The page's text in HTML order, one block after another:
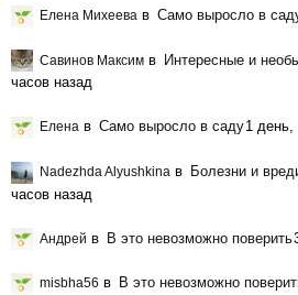
Елена Михеева в Само выросло в
Савинов Максим в Интересные и
часов назад
Елена в Само выросло в саду1 день,
Nadezhda Alyushkina в Болезни и
часов назад
Андрей в В это невозможно поверить
misbha56 в В это невозможно